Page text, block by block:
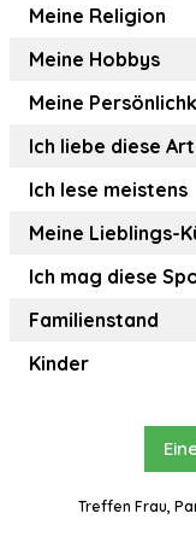
Meine Religion
Meine Hobbys
Meine
Ich liebe diese
Ich lese meistens
Meine Lieblings-
Ich mag diese
Familienstand
Kinder
Treffen Frau,